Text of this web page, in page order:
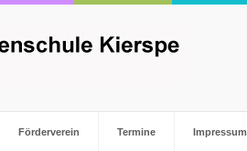
Förderverein Termine Impressum